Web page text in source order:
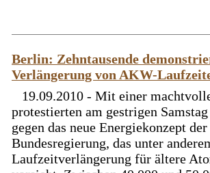
Berlin: Zehntausende
Verlängerung von AKW-
19.09.2010 - Mit einer
protestierten am gestrigen
gegen das neue Energiekonzept
Bundesregierung, das unter
Laufzeitverlängerung für ältere